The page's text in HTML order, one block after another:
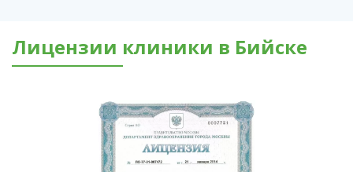
Лицензии клиники в Бийске